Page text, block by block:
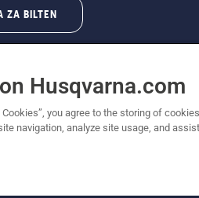
ZA BILTEN
AB (publ). Sva prava
Husqvarna.com
you agree to the storing of
navigation, analyze site usage, and